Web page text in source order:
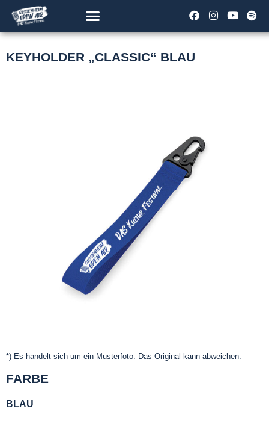
KEYHOLDER „CLASSIC“ BLAU
*) Es handelt sich um ein Musterfoto. Das Original kann abweichen.
FARBE
BLAU